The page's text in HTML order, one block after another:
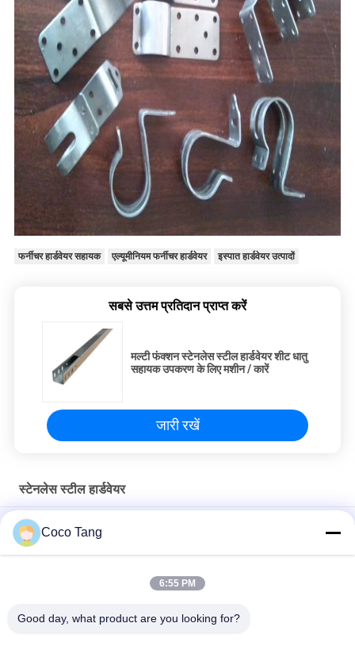
फर्नीचर हार्डवेयर सहायक एल्यूमीनियम फर्नीचर हार्डवेयर इस्पात हार्डवेयर उत्पादों
सबसे उत्तम प्रतिदान प्राप्त करें
मल्टी फंक्शन स्टेनलेस स्टील हार्डवेयर शीट धातु
सहायक उपकरण के लिए मशीन / कारें
जारी रखें
स्टेनलेस स्टील हार्डवेयर
सीएनसी मशीन प्रक्रिया कॉपर स्टेनलेस स्टील हार्डवेयर Gyroscope उत्कृष्ट
Chroming सतह
Coco Tang
6:55 PM
Good day, what product are you looking for?